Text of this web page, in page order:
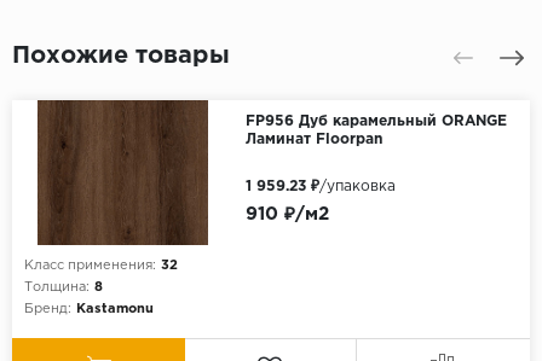
Похожие товары
FP956 Дуб карамельный ORANGE
Ламинат Floorpan
Класс применения: 32
Толщина: 8
Бренд:
Kastamonu
910 ₽/м2
1 959.23 ₽/упаковка